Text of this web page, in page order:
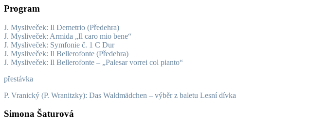
Program
J. Mysliveček: Il Demetrio (Předehra)
J. Mysliveček: Armida „Il caro mio bene“
J. Mysliveček: Symfonie č. 1 C Dur
J. Mysliveček: Il Bellerofonte (Předehra)
J. Mysliveček: Il Bellerofonte – „Palesar vorrei col pianto“
přestávka
P. Vranický (P. Wranitzky): Das Waldmädchen – výběr z baletu Lesní dívka
Simona Šaturová